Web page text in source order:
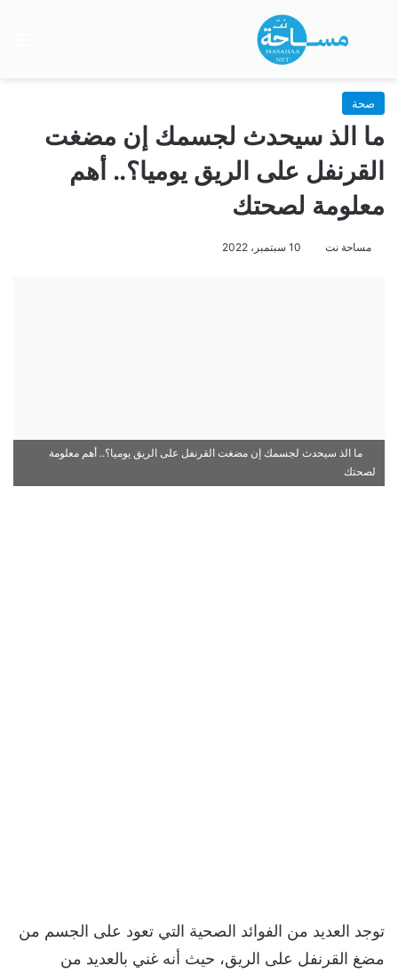
بحث عن
صحة
ما الذ سيحدث لجسمك إن مضغت
القرنفل على الريق يوميا؟.. أهم
معلومة لصحتك
مساحة نت 10 سبتمبر، 2022
ما الذ سيحدث لجسمك إن مضغت القرنفل على الريق يوميا؟.. أهم معلومة
لصحتك
توجد العديد من الفوائد الصحية التي تعود على الجسم من
مضغ القرنفل على الريق، حيث أنه غني بالعديد من